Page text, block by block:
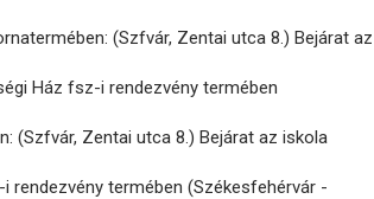
(Szfvár, Zentai utca 8.) Bejárat az
Ház fsz-i rendezvény termében
(Szfvár, Zentai utca 8.) Bejárat az iskola
rendezvény termében (Székesfehérvár -